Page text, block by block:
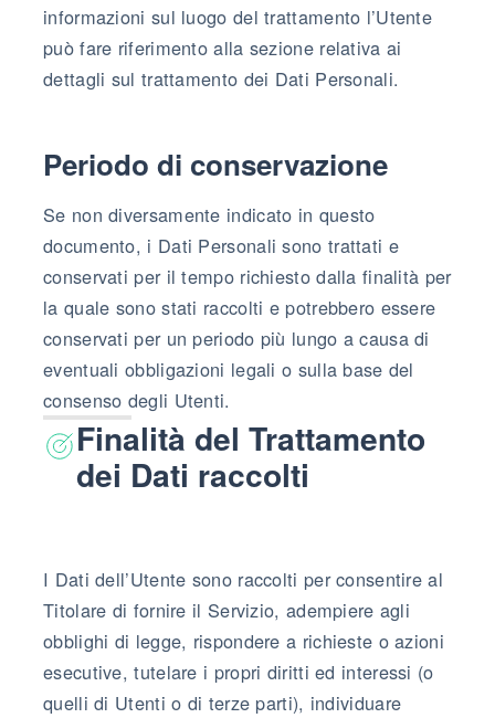
informazioni sul luogo del trattamento l’Utente
può fare riferimento alla sezione relativa ai
dettagli sul trattamento dei Dati Personali.
Periodo di conservazione
Se non diversamente indicato in questo
documento, i Dati Personali sono trattati e
conservati per il tempo richiesto dalla finalità per
la quale sono stati raccolti e potrebbero essere
conservati per un periodo più lungo a causa di
eventuali obbligazioni legali o sulla base del
consenso degli Utenti.
Finalità del Trattamento
dei Dati raccolti
I Dati dell’Utente sono raccolti per consentire al
Titolare di fornire il Servizio, adempiere agli
obblighi di legge, rispondere a richieste o azioni
esecutive, tutelare i propri diritti ed interessi (o
quelli di Utenti o di terze parti), individuare